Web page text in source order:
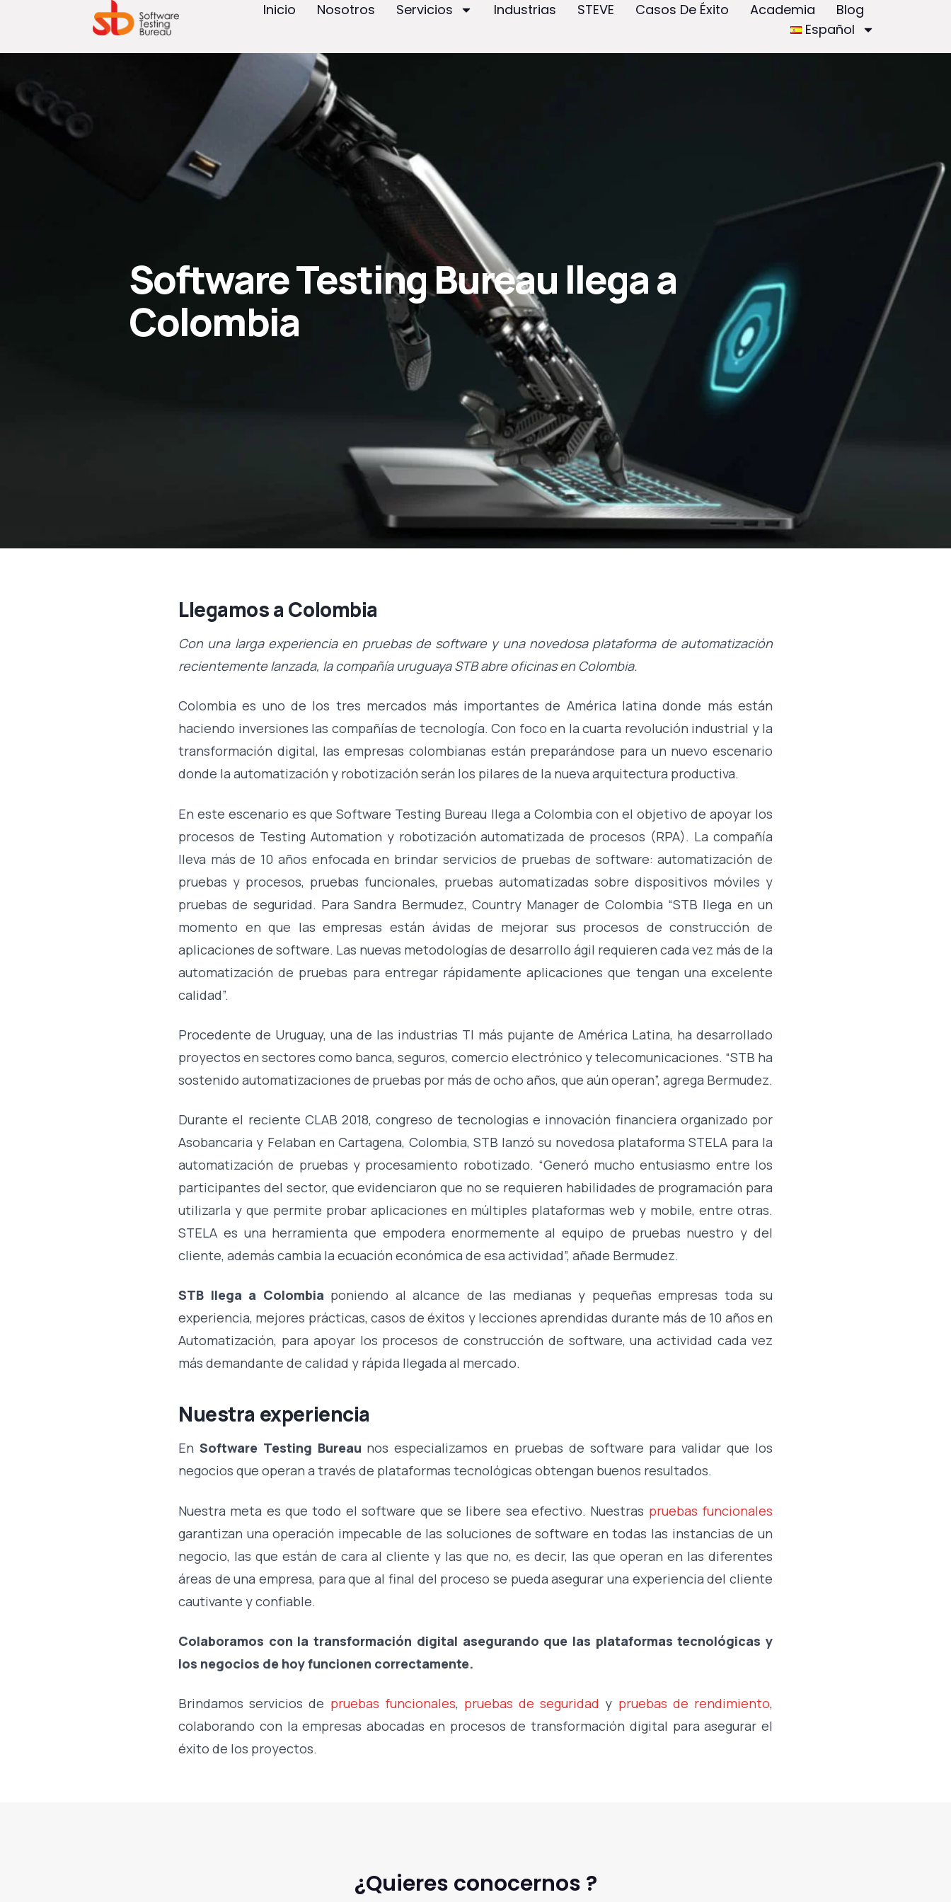
Inicio Nosotros Servicios Industrias STEVE Casos De Éxito Academia
Blog
Español
Software Testing Bureau llega a
Colombia
Llegamos a Colombia
Con una larga experiencia en pruebas de software y una novedosa plataforma de automatización
recientemente lanzada, la compañía uruguaya STB abre oficinas en Colombia.
Colombia es uno de los tres mercados más importantes de América latina donde más están
haciendo inversiones las compañías de tecnología. Con foco en la cuarta revolución industrial y la
transformación digital, las empresas colombianas están preparándose para un nuevo escenario
donde la automatización y robotización serán los pilares de la nueva arquitectura productiva.
En este escenario es que Software Testing Bureau llega a Colombia con el objetivo de apoyar los
procesos de Testing Automation y robotización automatizada de procesos (RPA). La compañía
lleva más de 10 años enfocada en brindar servicios de pruebas de software: automatización de
pruebas y procesos, pruebas funcionales, pruebas automatizadas sobre dispositivos móviles y
pruebas de seguridad. Para Sandra Bermudez, Country Manager de Colombia “STB llega en un
momento en que las empresas están ávidas de mejorar sus procesos de construcción de
aplicaciones de software. Las nuevas metodologías de desarrollo ágil requieren cada vez más de la
automatización de pruebas para entregar rápidamente aplicaciones que tengan una excelente
calidad”.
Procedente de Uruguay, una de las industrias TI más pujante de América Latina, ha desarrollado
proyectos en sectores como banca, seguros, comercio electrónico y telecomunicaciones. “STB ha
sostenido automatizaciones de pruebas por más de ocho años, que aún operan”, agrega Bermudez.
Durante el reciente CLAB 2018, congreso de tecnologias e innovación financiera organizado por
Asobancaria y Felaban en Cartagena, Colombia, STB lanzó su novedosa plataforma STELA para la
automatización de pruebas y procesamiento robotizado. “Generó mucho entusiasmo entre los
participantes del sector, que evidenciaron que no se requieren habilidades de programación para
utilizarla y que permite probar aplicaciones en múltiples plataformas web y mobile, entre otras.
STELA es una herramienta que empodera enormemente al equipo de pruebas nuestro y del
cliente, además cambia la ecuación económica de esa actividad”, añade Bermudez.
STB llega a Colombia poniendo al alcance de las medianas y pequeñas empresas toda su
experiencia, mejores prácticas, casos de éxitos y lecciones aprendidas durante más de 10 años en
Automatización, para apoyar los procesos de construcción de software, una actividad cada vez
más demandante de calidad y rápida llegada al mercado.
Nuestra experiencia
En Software Testing Bureau nos especializamos en pruebas de software para validar que los
negocios que operan a través de plataformas tecnológicas obtengan buenos resultados.
Nuestra meta es que todo el software que se libere sea efectivo. Nuestras pruebas funcionales
garantizan una operación impecable de las soluciones de software en todas las instancias de un
negocio, las que están de cara al cliente y las que no, es decir, las que operan en las diferentes
áreas de una empresa, para que al final del proceso se pueda asegurar una experiencia del cliente
cautivante y confiable.
Colaboramos con la transformación digital asegurando que las plataformas tecnológicas y
los negocios de hoy funcionen correctamente.
Brindamos servicios de pruebas funcionales, pruebas de seguridad y pruebas de rendimiento,
colaborando con la empresas abocadas en procesos de transformación digital para asegurar el
éxito de los proyectos.
¿Quieres conocernos ?